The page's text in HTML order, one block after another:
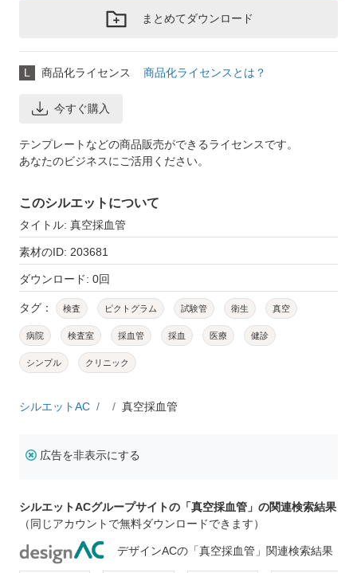
まとめてダウンロード
L 商品化ライセンス 商品化ライセンスとは？
今すぐ購入
テンプレートなどの商品販売ができるライセンスです。
あなたのビジネスにご活用ください。
このシルエットについて
タイトル: 真空採血管
素材のID: 203681
ダウンロード: 0回
タグ： 検査 ピクトグラム 試験管 衛生 真空
病院 検査室 採血管 採血 医療 健診
シンプル クリニック
シルエットAC 真空採血管
広告を非表示にする
シルエットACグループサイトの「真空採血管」の関連検索結果
（同じアカウントで無料ダウンロードできます）
デザインACの「真空採血管」関連検索結果